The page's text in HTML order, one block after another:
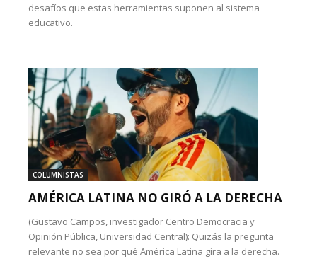
desafíos que estas herramientas suponen al sistema
educativo.
COLUMNISTAS
AMÉRICA LATINA NO GIRÓ A LA DERECHA
(Gustavo Campos, investigador Centro Democracia y
Opinión Pública, Universidad Central): Quizás la pregunta
relevante no sea por qué América Latina gira a la derecha.